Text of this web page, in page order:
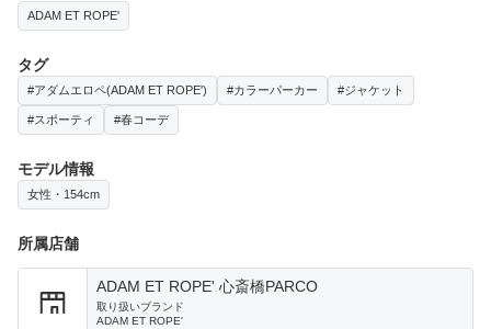
ADAM ET ROPE'
タグ
#アダムエロペ(ADAM ET ROPE') #カラーパーカー #ジャケット
#スポーティ #春コーデ
モデル情報
女性・154cm
所属店舗
ADAM ET ROPE' 心斎橋PARCO
取り扱いブランド
ADAM ET ROPE'